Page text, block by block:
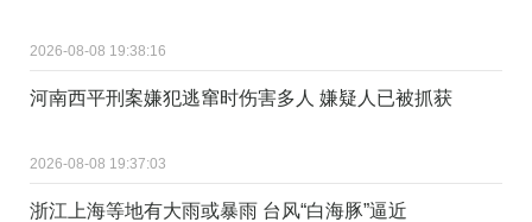
2026-08-08 19:38:16
河南西平刑案嫌犯逃窜时伤害多人 嫌疑人已被抓获
2026-08-08 19:37:03
浙江上海等地有大雨或暴雨 台风“白海豚”逼近